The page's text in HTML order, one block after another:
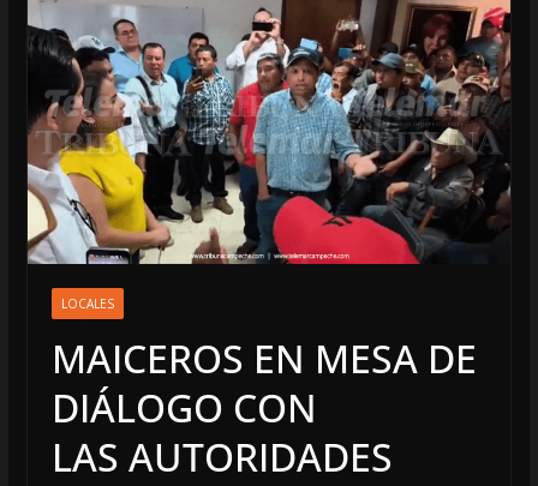
LOCALES
MAICEROS EN MESA DE
DIÁLOGO CON
LAS AUTORIDADES